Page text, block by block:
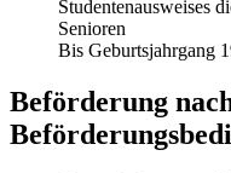
Studentenausweises
Senioren
Bis Geburtsjahrgang
Beförderung